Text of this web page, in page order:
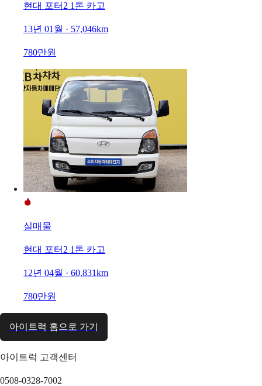
현대 포터2 1톤 카고
13년 01월 · 57,046km
780만원
실매물
현대 포터2 1톤 카고
12년 04월 · 60,831km
780만원
아이트럭 홈으로 가기
아이트럭 고객센터
0508-0328-7002